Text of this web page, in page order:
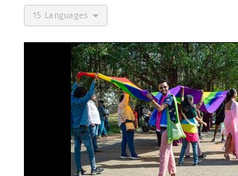
15 Languages